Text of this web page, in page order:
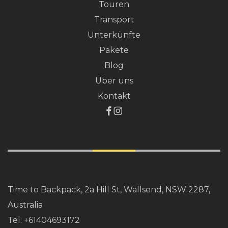
Touren
Transport
Unterkünfte
Pakete
Blog
Über uns
Kontakt
Time to Backpack, 2a Hill St, Wallsend, NSW 2287,
Australia
Tel: +61404693172